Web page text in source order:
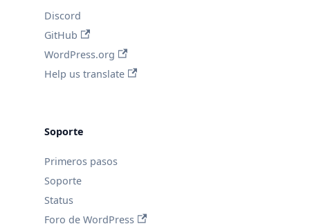
Discord
GitHub
WordPress.org
Help us translate
Soporte
Primeros pasos
Soporte
Status
Foro de WordPress